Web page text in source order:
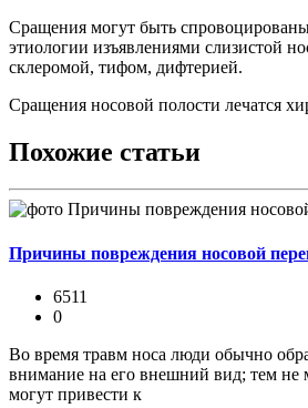
Сращения могут быть
этиологии изъявлениями слизистой
склеромой, тифом, дифтерией.
Сращения носовой полости лечатся
Похожие статьи
Причины повреждения носовой
6511
0
Во время травм носа люди обычно
внимание на его внешний вид; тем не
могут привести к